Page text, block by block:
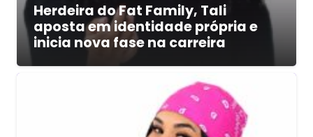
Herdeira do Fat Family, Tali
aposta em identidade própria e
inicia nova fase na carreira